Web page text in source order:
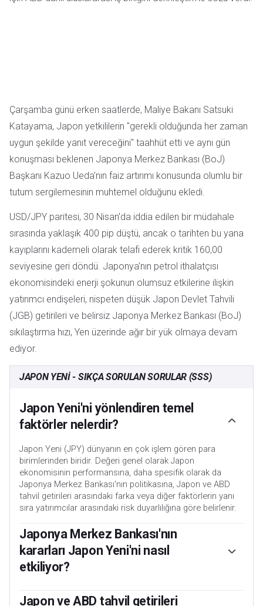
Çarşamba günü erken saatlerde, Maliye Bakanı Satsuki
Katayama, Japon yetkililerin "gerekli olduğunda her zaman
uygun şekilde yanıt vereceğini" taahhüt etti ve aynı gün
konuşması beklenen Japonya Merkez Bankası (BoJ)
Başkanı Kazuo Ueda'nın faiz artırımı konusunda olumlu bir
tutum sergilemesinin muhtemel olduğunu ekledi.
USD/JPY paritesi, 30 Nisan'da iddia edilen bir müdahale
sırasında yaklaşık 400 pip düştü, ancak o tarihten bu yana
kayıplarını kademeli olarak telafi ederek kritik 160,00
seviyesine geri döndü. Japonya'nın petrol ithalatçısı
ekonomisindeki enerji şokunun olumsuz etkilerine ilişkin
yatırımcı endişeleri, nispeten düşük Japon Devlet Tahvili
(JGB) getirileri ve belirsiz Japonya Merkez Bankası (BoJ)
sıkılaştırma hızı, Yen üzerinde ağır bir yük olmaya devam
ediyor.
JAPON YENI - SIKÇA SORULAN SORULAR (SSS)
Japon Yeni'ni yönlendiren temel
faktörler nelerdir?
Japon Yeni (JPY) dünyanın en çok işlem gören para
birimlerinden biridir. Değeri genel olarak Japon
ekonomisinin performansına, daha spesifik olarak da
Japonya Merkez Bankası'nın politikasına, Japon ve ABD
tahvil getirileri arasındaki farka veya diğer faktörlerin yanı
sıra yatırımcılar arasındaki risk duyarlılığına göre belirlenir.
Japonya Merkez Bankası'nın
kararları Japon Yeni'ni nasıl
etkiliyor?
birimini kontrol etmektir, bu nedenle atacağı adımlar Yen
Japon ve ABD tahvil getirileri